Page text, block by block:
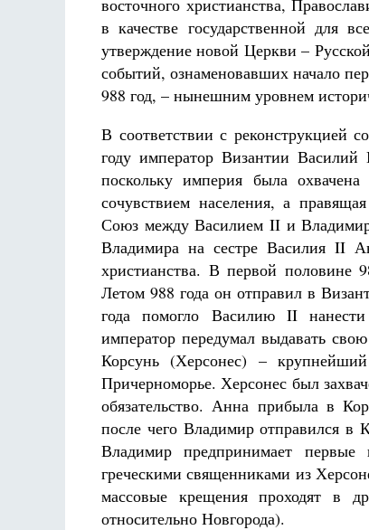
восточного христианства,
в качестве государственной для
утверждение новой Церкви –
событий, ознаменовавших начало
988 год, – нынешним уровнем
В соответствии с реконструкцией
году император Византии
поскольку империя была
сочувствием населения, а
Союз между Василием II и
Владимира на сестре Василия II
христианства. В первой половине
Летом 988 года он отправил в
года помогло Василию II
император передумал выдавать
Корсунь (Херсонес) –
Причерноморье. Херсонес был
обязательство. Анна прибыла в
после чего Владимир отправился в
Владимир предпринимает
греческими священниками из
массовые крещения проходят в
относительно Новгорода).